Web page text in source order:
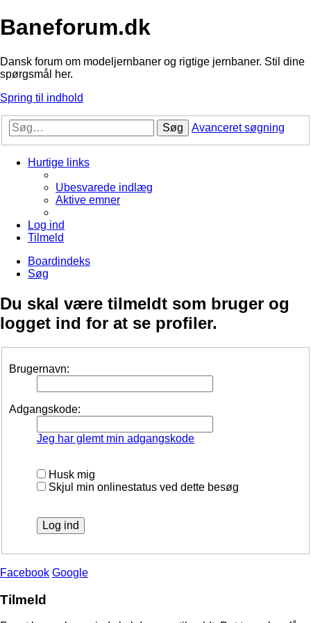
Baneforum.dk
Dansk forum om modeljernbaner og rigtige jernbaner. Stil dine
spørgsmål her.
Spring til indhold
Søg Avanceret søgning
Hurtige links
Ubesvarede indlæg
Aktive emner
Log ind
Tilmeld
Boardindeks
Søg
Du skal være tilmeldt som bruger og
logget ind for at se profiler.
Brugernavn:
Adgangskode:
Jeg har glemt min adgangskode
Husk mig
Skjul min onlinestatus ved dette besøg
Facebook Google
Tilmeld